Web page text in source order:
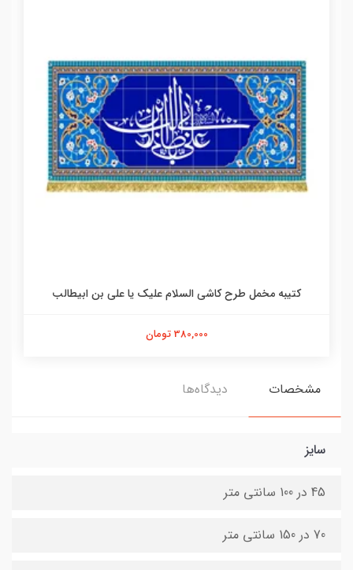
کتیبه مخمل طرح کاشی السلام علیک یا علی بن ابیطالب
380,000 تومان
مشخصات دیدگاه‌ها
سایز
45 در 100 سانتی متر
70 در 150 سانتی متر